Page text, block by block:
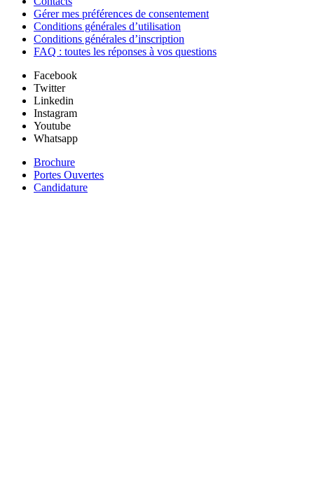
Gérer mes préférences de consentement
Conditions générales d’utilisation
Conditions générales d’inscription
FAQ : toutes les réponses à vos questions
Facebook
Twitter
Linkedin
Instagram
Youtube
Whatsapp
Brochure
Portes Ouvertes
Candidature